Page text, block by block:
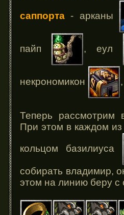
саппорта - арканы
пайп , еул
некрономикон
Теперь рассмотрим
При этом в каждом
кольцом базилиуса
собирать владимир,
этом на линию беру с